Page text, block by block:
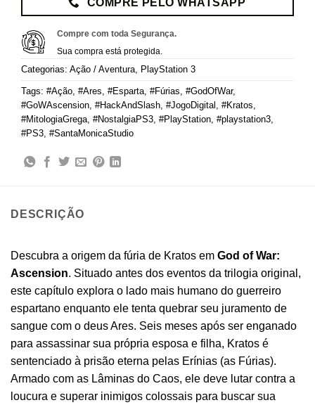
Compre com toda Segurança.
Sua compra está protegida.
Categorias: Ação / Aventura PlayStation 3
Tags: #Ação #Ares #Esparta #Fúrias #GodOfWar,
#GoWAscension #HackAndSlash #JogoDigital #Kratos
#MitologiaGrega #NostalgiaPS3 #PlayStation #playstation3
#PS3 #SantaMonicaStudio
DESCRIÇÃO
Descubra a origem da fúria de Kratos em God of War:
Ascension. Situado antes dos eventos da trilogia original,
este capítulo explora o lado mais humano do guerreiro
espartano enquanto ele tenta quebrar seu juramento de
sangue com o deus Ares. Seis meses após ser enganado
para assassinar sua própria esposa e filha, Kratos é
sentenciado à prisão eterna pelas Erínias (as Fúrias).
Armado com as Lâminas do Caos, ele deve lutar contra a
loucura e superar inimigos colossais para buscar sua